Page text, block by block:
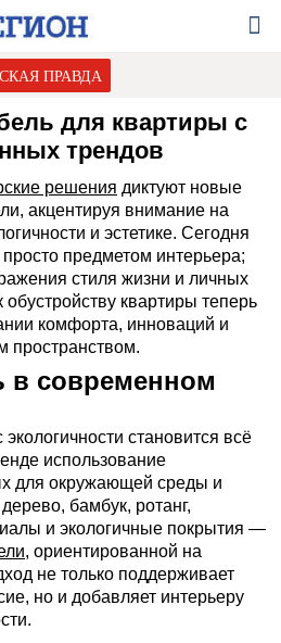
ПРАВДА
для квартиры с
трендов
решения диктуют новые
акцентируя внимание на
и эстетике. Сегодня
предметом интерьера;
стиля жизни и личных
квартиры теперь
комфорта, инноваций и
пространством.
в современном
становится всё
использование
для окружающей среды и
бамбук, ротанг,
и экологичные покрытия —
, ориентированной на
не только поддерживает
но и добавляет интерьеру